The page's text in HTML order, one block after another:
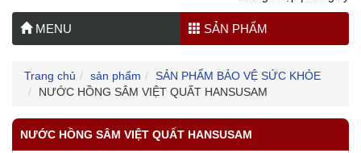
MENU SẢN PHẨM
Trang chủ sản phẩm
SẢN PHẨM BẢO VỆ SỨC KHỎE
NƯỚC HỒNG SÂM VIỆT QUẤT HANSUSAM
NƯỚC HỒNG SÂM VIỆT QUẤT HANSUSAM